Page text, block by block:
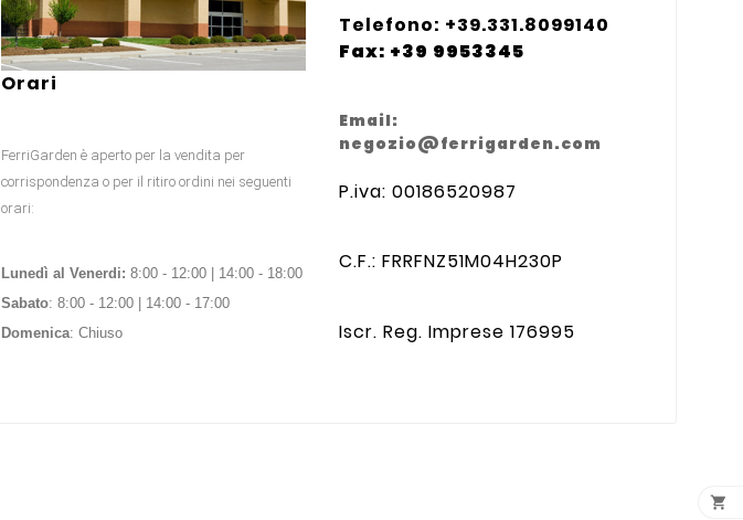
Orari
FerriGarden è aperto per la vendita per
corrispondenza o per il ritiro ordini nei seguenti
orari:
Lunedì al Venerdi: 8:00 - 12:00 | 14:00 - 18:00
Sabato: 8:00 - 12:00 | 14:00 - 17:00
Domenica: Chiuso
Telefono: +39.331.8099140
Fax: +39 9953345
Email:
negozio@ferrigarden.com
P.iva: 00186520987
C.F.: FRRFNZ51M04H230P
Iscr. Reg. Imprese 176995
